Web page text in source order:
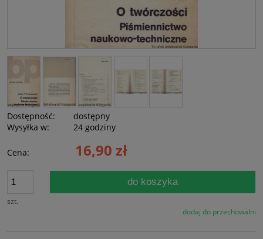
Dostępność:
dostępny
Wysyłka w:
24 godziny
Cena: 16,90 zł
szt.
do koszyka
dodaj do przechowalni